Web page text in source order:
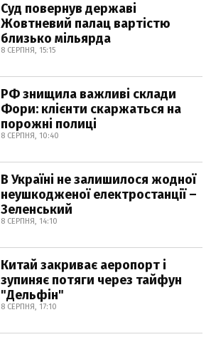
Суд повернув державі
Жовтневий палац вартістю
близько мільярда
8 СЕРПНЯ, 15:15
РФ знищила важливі склади
Фори: клієнти скаржаться на
порожні полиці
8 СЕРПНЯ, 10:40
В Україні не залишилося жодної
неушкодженої електростанції –
Зеленський
8 СЕРПНЯ, 14:10
Китай закриває аеропорт і
зупиняє потяги через тайфун
"Дельфін"
8 СЕРПНЯ, 17:10